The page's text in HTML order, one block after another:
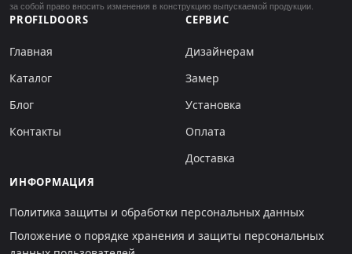
за собой право вносить изменения в конструкцию выпускаемой продукции.
PROFILDOORS
Главная
Каталог
Блог
Контакты
СЕРВИС
Дизайнерам
Замер
Установка
Оплата
Доставка
ИНФОРМАЦИЯ
Политика защиты и обработки персональных данных
Положение о порядке хранения и защиты персональных